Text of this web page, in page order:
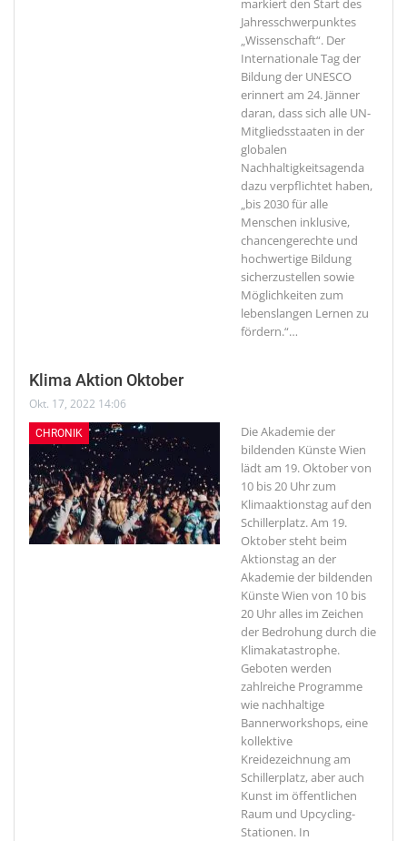
markiert den Start des
Jahresschwerpunktes
„Wissenschaft“. Der
Internationale Tag der
Bildung der UNESCO
erinnert am 24. Jänner
daran, dass sich alle UN-
Mitgliedsstaaten in der
globalen
Nachhaltigkeitsagenda
dazu verpflichtet haben,
„bis 2030 für alle
Menschen inklusive,
chancengerechte und
hochwertige Bildung
sicherzustellen sowie
Möglichkeiten zum
lebenslangen Lernen zu
fördern.“…
Klima Aktion Oktober
Okt. 17, 2022 14:06
CHRONIK
Die Akademie der
bildenden Künste Wien
lädt am 19. Oktober von
10 bis 20 Uhr zum
Klimaaktionstag auf den
Schillerplatz.Am 19.
Oktober steht beim
Aktionstag an der
Akademie der bildenden
Künste Wien von 10 bis
20 Uhr alles im Zeichen
der Bedrohung durch die
Klimakatastrophe.
Geboten werden
zahlreiche Programme
wie nachhaltige
Bannerworkshops, eine
kollektive
Kreidezeichnung am
Schillerplatz, aber auch
Kunst im öffentlichen
Raum und Upcycling-
Stationen. In